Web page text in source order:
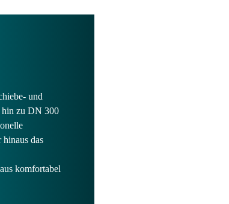
und
hin zu DN 300
das
komfortabel